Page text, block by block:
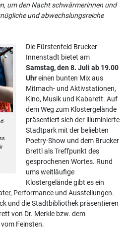
um den Nacht schwärmerinnen und
und abwechslungsreiche
Die Fürstenfeld Brucker
Innenstadt bietet am
Samstag, den 8. Juli ab 19.00
Uhreinen bunten Mix aus
Mitmach- und Aktivstationen,
Kino, Musik und Kabarett. Auf
dem Weg zum Klostergelände
präsentiert sich der illuminierte
Stadtpark mit der beliebten
Poetry-Show und dem Brucker
Brettl als Treffpunkt des
gesprochenen Wortes. Rund
ums weitläufige
Klostergelände gibt es ein
Performance und Ausstellungen.
und die Stadtbibliothek präsentieren
von Dr. Merkle bzw. dem
Feinsten.